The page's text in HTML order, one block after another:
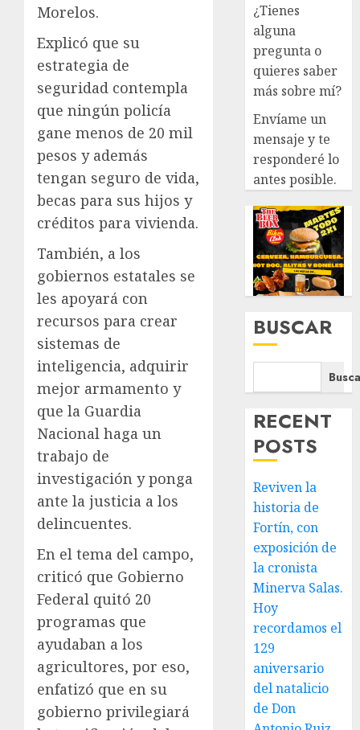
Morelos.
Explicó que su
estrategia de
seguridad contempla
que ningún policía
gane menos de 20 mil
pesos y además
tengan seguro de vida,
becas para sus hijos y
créditos para vivienda.
También, a los
gobiernos estatales se
les apoyará con
recursos para crear
sistemas de
inteligencia, adquirir
mejor armamento y
que la Guardia
Nacional haga un
trabajo de
investigación y ponga
ante la justicia a los
delincuentes.
En el tema del campo,
criticó que Gobierno
Federal quitó 20
programas que
ayudaban a los
agricultores, por eso,
enfatizó que en su
gobierno privilegiará
¿Tienes
alguna
pregunta o
quieres saber
más sobre mí?
Envíame un
mensaje y te
responderé lo
antes posible.
BUSCAR
RECENT
POSTS
Reviven la
historia de
Fortín, con
exposición de
la cronista
Minerva Salas.
Hoy
recordamos el
129
aniversario
del natalicio
de Don